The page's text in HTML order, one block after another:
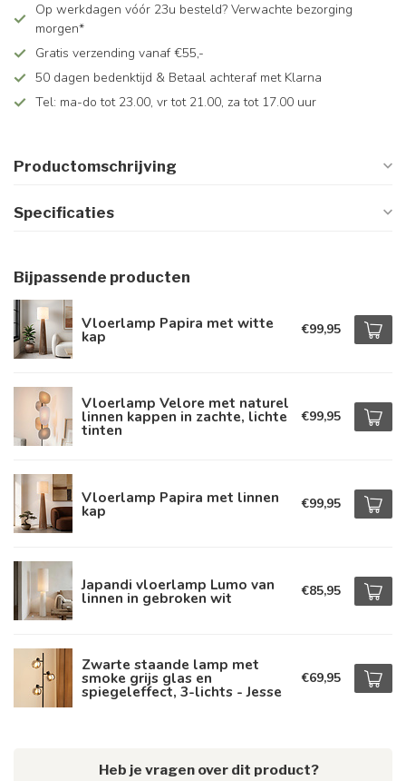
Op werkdagen vóór 23u besteld? Verwachte bezorging
morgen*
Gratis verzending vanaf €55,-
50 dagen bedenktijd & Betaal achteraf met Klarna
Tel: ma-do tot 23.00, vr tot 21.00, za tot 17.00 uur
Productomschrijving
Specificaties
Bijpassende producten
Vloerlamp Papira met witte
kap €99,95
Vloerlamp Velore met naturel
linnen kappen in zachte, lichte
tinten
€99,95
Vloerlamp Papira met linnen
kap €99,95
Japandi vloerlamp Lumo van
linnen in gebroken wit €85,95
Zwarte staande lamp met
smoke grijs glas en
spiegeleffect, 3-lichts - Jesse
€69,95
Heb je vragen over dit product?